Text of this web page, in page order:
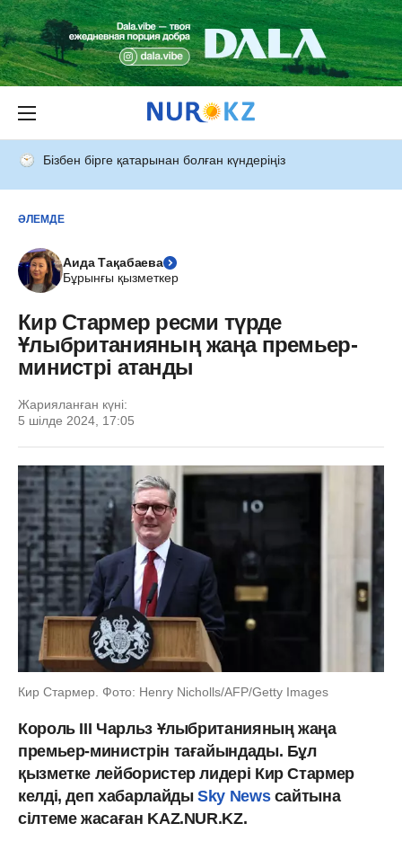
Бізбен бірге қатарынан болған күндеріңіз
ӘЛЕМДЕ
Аида Тақабаева
Бұрынғы қызметкер
Кир Стармер ресми түрде
Ұлыбританияның жаңа премьер-
министрі атанды
Жарияланған күні:
5 шілде 2024, 17:05
Кир Стармер. Фото: Henry Nicholls/AFP/Getty Images
Король III Чарльз Ұлыбританияның жаңа
премьер-министрін тағайындады. Бұл
қызметке лейбористер лидері Кир Стармер
келді, деп хабарлайдыSky News сайтына
сілтеме жасаған KAZ.NUR.KZ.